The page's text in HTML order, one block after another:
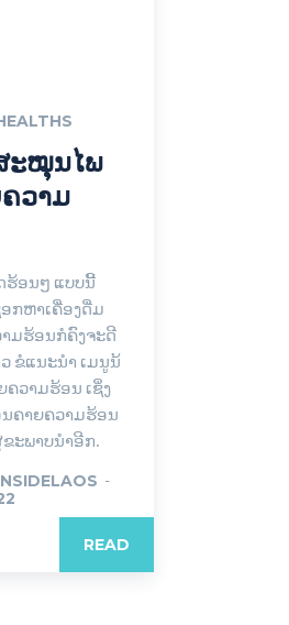
ະໝຸນໄພ
ວາມ
ຮ້ອນໆ ແບບນີ້
ກຫາເຄື່ອງດື່ມ
ມຮ້ອນກໍຄົງຈະດີ
ຂໍແນະນຳ ເມນູນ້
ວາມຮ້ອນ ເຊິ່ງ
ຄາຍຄວາມຮ້ອນ
ະພາບນຳອີກ.
-
READ